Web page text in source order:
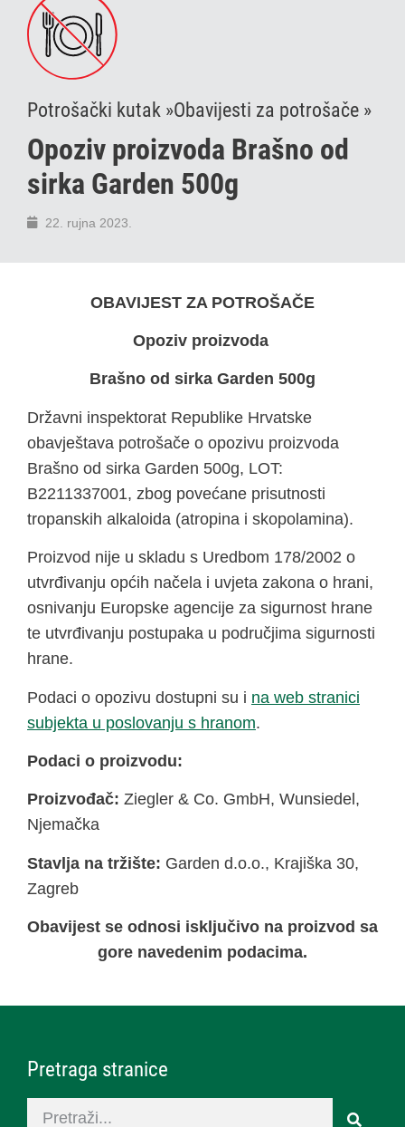
Potrošački kutak »Obavijesti za potrošače »
Opoziv proizvoda Brašno od
sirka Garden 500g
22. rujna 2023.
OBAVIJEST ZA POTROŠAČE
Opoziv proizvoda
Brašno od sirka Garden 500g
Državni inspektorat Republike Hrvatske
obavještava potrošače o opozivu proizvoda
Brašno od sirka Garden 500g, LOT:
B2211337001, zbog povećane prisutnosti
tropanskih alkaloida (atropina i skopolamina).
Proizvod nije u skladu s Uredbom 178/2002 o
utvrđivanju općih načela i uvjeta zakona o hrani,
osnivanju Europske agencije za sigurnost hrane
te utvrđivanju postupaka u područjima sigurnosti
hrane.
Podaci o opozivu dostupni su i na web stranici
subjekta u poslovanju s hranom.
Podaci o proizvodu:
Proizvođač: Ziegler & Co. GmbH, Wunsiedel,
Njemačka
Stavlja na tržište: Garden d.o.o., Krajiška 30,
Zagreb
Obavijest se odnosi isključivo na proizvod sa
gore navedenim podacima.
Pretraga stranice